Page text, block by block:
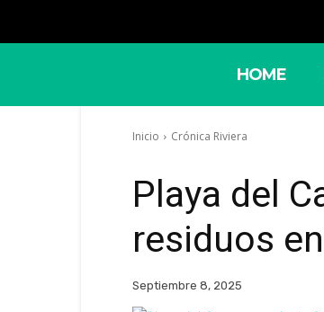
HOME
Inicio Crónica Riviera
Playa del
residuos
Septiembre 8, 2025